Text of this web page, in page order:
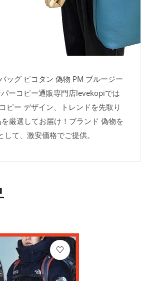
ッグ ピコタン 偽物 PM ブルージー
ーコピー通販専門店levekopiでは
ピー デザイン、トレンドを先取り
厳選してお届け！ブランド 偽物を
て、激安価格でご提供。